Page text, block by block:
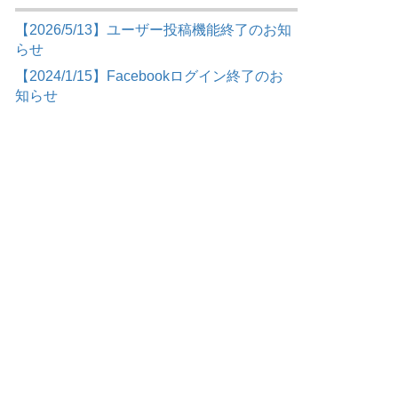
【2026/5/13】ユーザー投稿機能終了のお知
らせ
【2024/1/15】Facebookログイン終了のお
知らせ